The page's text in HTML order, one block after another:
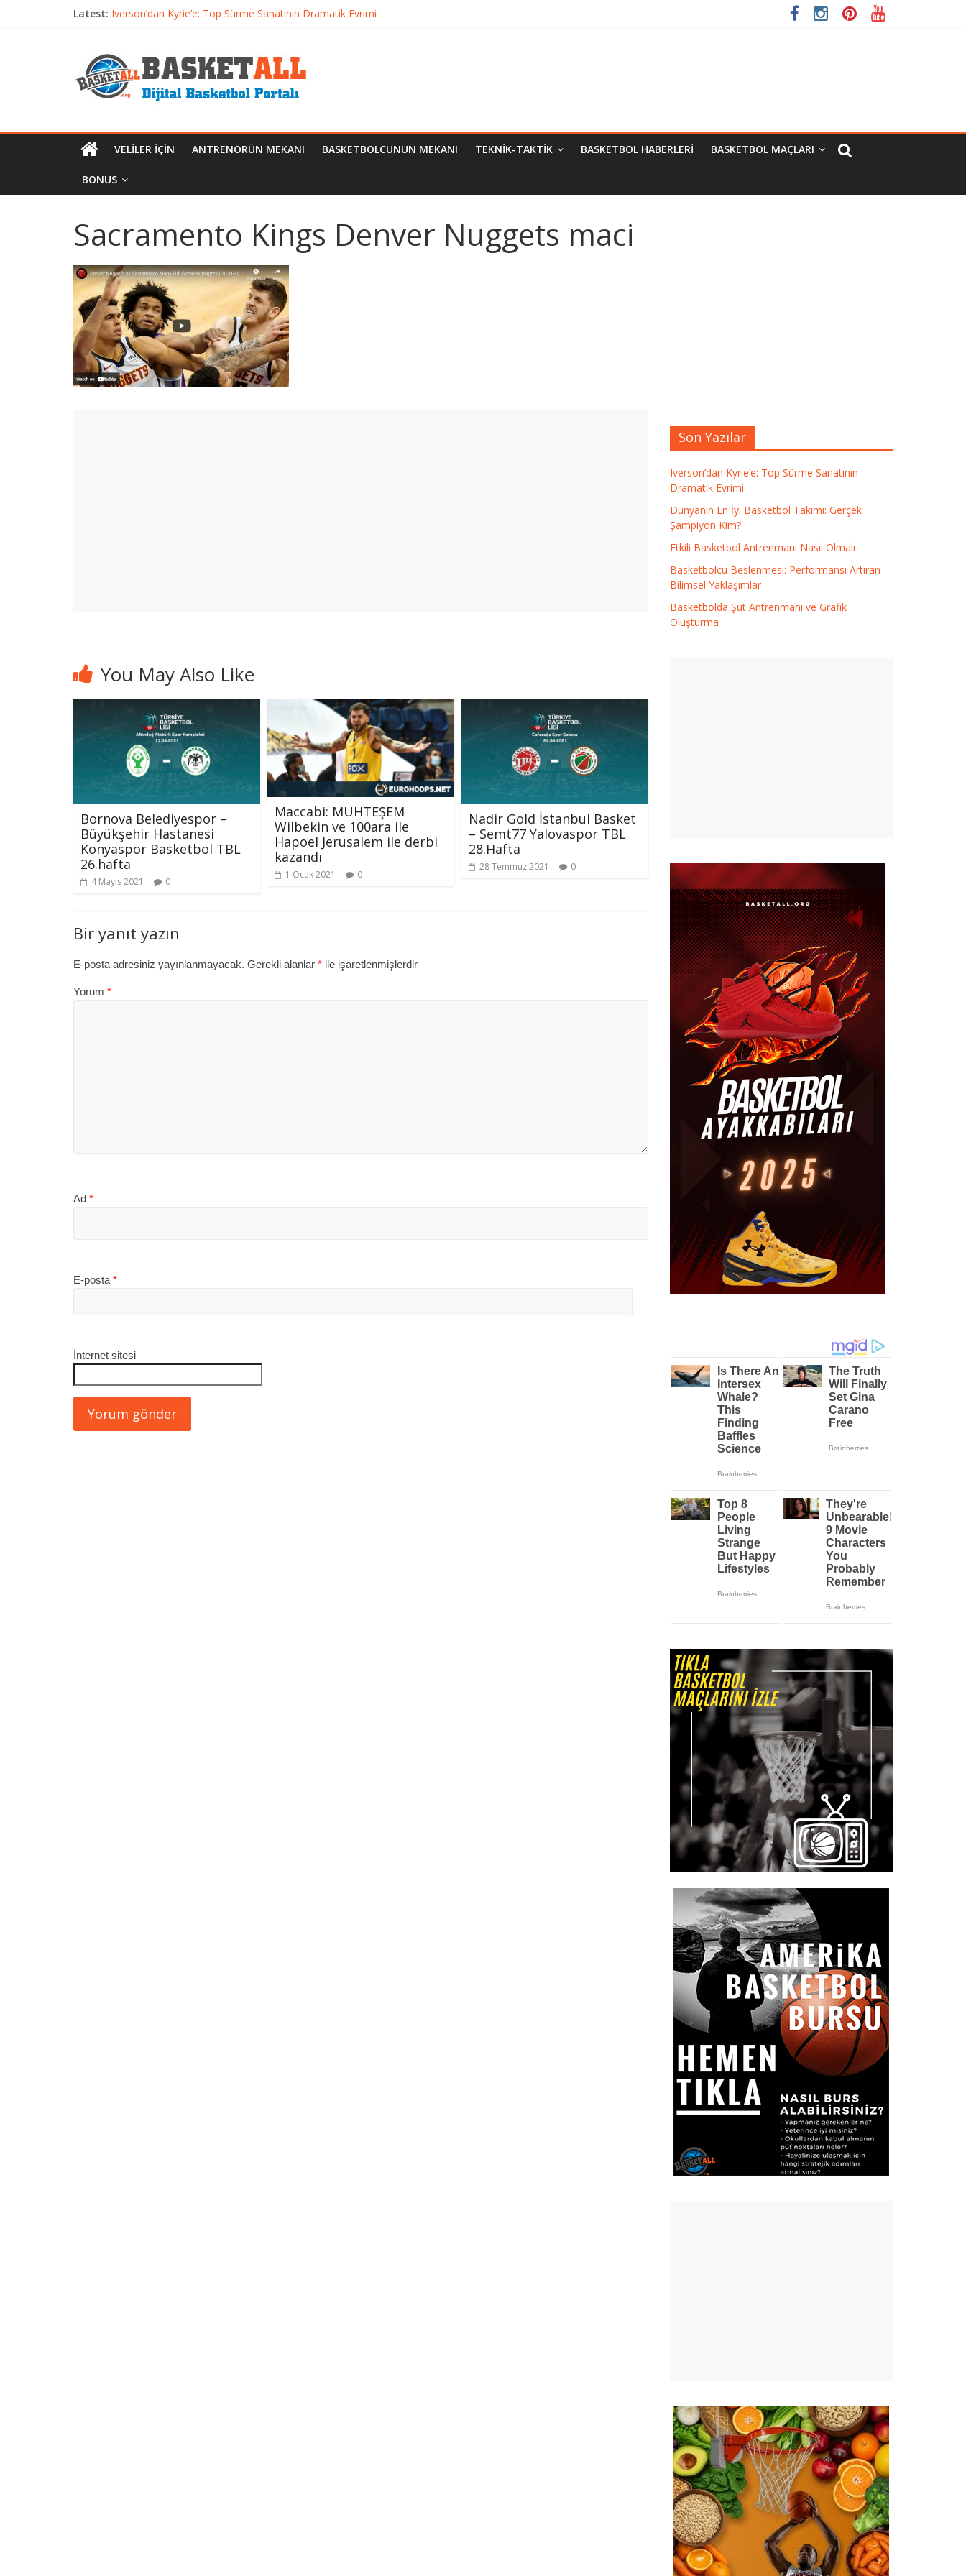
Latest: Iverson’dan Kyrie’e: Top Sürme Sanatının Dramatik Evrimi
Basketbolcu Beslenmesi: Performansı Artıran Bilimsel Yaklaşımlar
Basketbolda Şut Antrenmanı ve Grafik Oluşturma
VELILER İÇIN ANTRENÖRÜN MEKANI BASKETBOLCUNUN MEKANI TEKNIK-TAKTIK BASKETBOL HABERLERI BASKETBOL MAÇLARI
BONUS
Sacramento Kings Denver Nuggets maci
You May Also Like
Bornova Belediyespor –
Büyükşehir Hastanesi
Konyaspor Basketbol TBL
26.hafta
4 Mayıs 2021 0
Maccabi: MUHTEŞEM
Wilbekin ve 100ara ile
Hapoel Jerusalem ile derbi
kazandı
1 Ocak 2021 0
Nadir Gold İstanbul Basket
– Semt77 Yalovaspor TBL
28.Hafta
28 Temmuz 2021 0
Bir yanıt yazın
E-posta adresiniz yayınlanmayacak. Gerekli alanlar * ile işaretlenmişlerdir
Yorum *
Ad *
E-posta *
İnternet sitesi
Son Yazılar
Iverson’dan Kyrie’e: Top Sürme Sanatının
Dramatik Evrimi
Dünyanın En İyi Basketbol Takımı: Gerçek
Şampiyon Kim?
Etkili Basketbol Antrenmanı Nasıl Olmalı
Basketbolcu Beslenmesi: Performansı Artıran
Bilimsel Yaklaşımlar
Basketbolda Şut Antrenmanı ve Grafik
Oluşturma